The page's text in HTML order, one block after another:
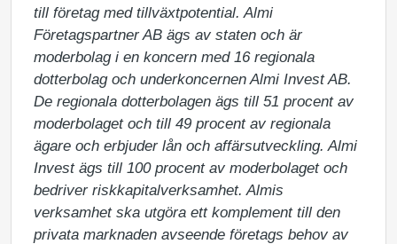
till företag med tillväxtpotential. Almi
Företagspartner AB ägs av staten och är
moderbolag i en koncern med 16 regionala
dotterbolag och underkoncernen Almi Invest AB.
De regionala dotterbolagen ägs till 51 procent av
moderbolaget och till 49 procent av regionala
ägare och erbjuder lån och affärsutveckling. Almi
Invest ägs till 100 procent av moderbolaget och
bedriver riskkapitalverksamhet. Almis
verksamhet ska utgöra ett komplement till den
privata marknaden avseende företags behov av